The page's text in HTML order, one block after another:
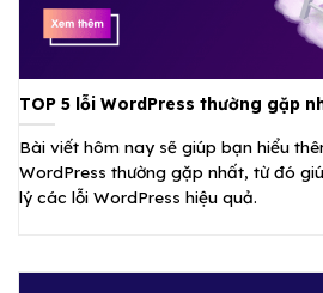
TOP 5 lỗi WordPress thường gặp
Bài viết hôm nay sẽ giúp bạn hiểu
WordPress thường gặp nhất, từ đó
lý các lỗi WordPress hiệu quả.